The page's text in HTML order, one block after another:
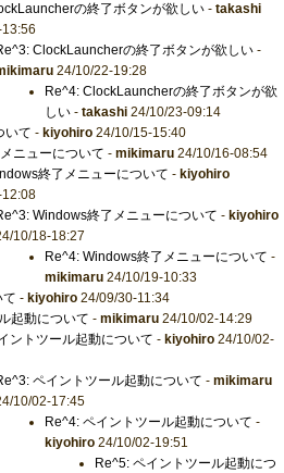
の終了ボタンが欲しい- takashi
ClockLauncherの終了ボタンが欲しい -
24/10/22-19:28
Re^4: ClockLauncherの終了ボタンが欲
しい- takashi24/10/23-09:14
いて - kiyohiro24/10/15-15:40
ニューについて -mikimaru 24/10/16-08:54
終了メニューについて - kiyohiro
Windows終了メニューについて - kiyohiro
10/18-18:27
Re^4: Windows終了メニューについて -
mikimaru24/10/19-10:33
- kiyohiro24/09/30-11:34
起動について -mikimaru 24/10/02-14:29
ントツール起動について - kiyohiro24/10/02-
ペイントツール起動について -mikimaru
10/02-17:45
Re^4: ペイントツール起動について -
kiyohiro24/10/02-19:51
Re^5: ペイントツール起動につ